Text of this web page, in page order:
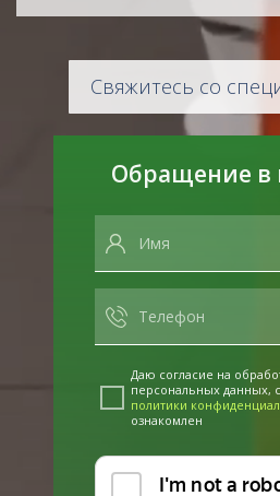
Свяжитесь со
Обращение в
Даю согласие на
персональных данных,
политики
ознакомлен